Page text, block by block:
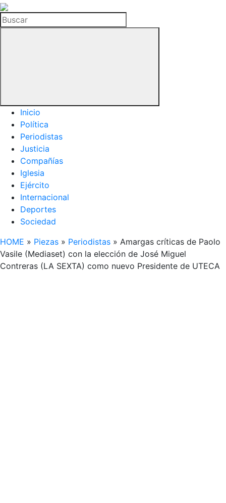
La
Hemeroteca
del
Buscar
Inicio
Política
Periodistas
Justicia
Compañías
Iglesia
Ejército
Internacional
Deportes
Sociedad
HOME » Piezas » Periodistas » Amargas críticas de Paolo
Vasile (Mediaset) con la elección de José Miguel
Contreras (LA SEXTA) como nuevo Presidente de UTECA